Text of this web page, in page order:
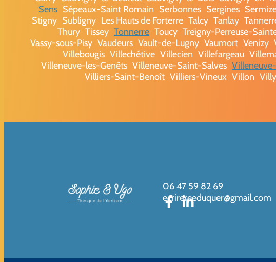
Sens Sépeaux-Saint Romain Serbonnes Sergines
Stigny Subligny Les Hauts de Forterre Talcy Tanlay
Thury Tissey Tonnerre Toucy Treigny-Perreuse-
Vassy-sous-Pisy Vaudeurs Vault-de-Lugny Vaumort Venizy
Villebougis Villechétive Villecien Villefargeau
Villeneuve-les-Genêts Villeneuve-Saint-Salves
Villiers-Saint-Benoît Villiers-Vineux Villon Villy
06 47 59 82 69
ecrirereeduquer@gmail.com